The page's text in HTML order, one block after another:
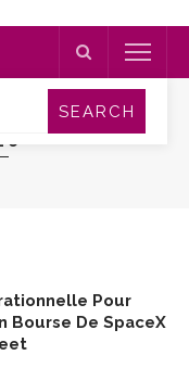
Pour
Bourse De SpaceX